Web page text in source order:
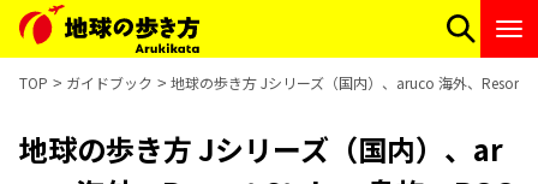
TOP ガイドブック 地球の歩き方 Jシリーズ（国内）、aruco 海外、Resort
地球の歩き方 Jシリーズ（国内）、ar